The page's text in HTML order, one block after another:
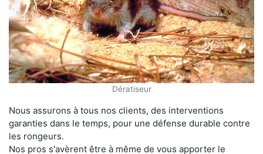
Dératiseur
Nous assurons à tous nos clients, des interventions
garanties dans le temps, pour une défense durable contre
les rongeurs.
Nos pros s'avèrent être à même de vous apporter le